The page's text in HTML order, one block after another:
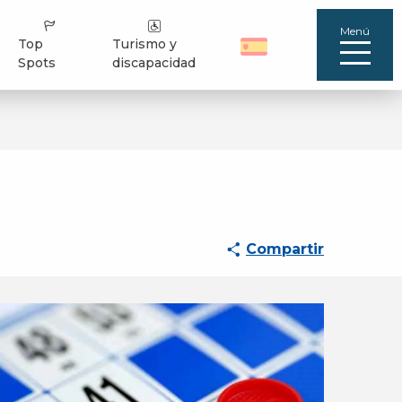
Top
Spots
Turismo y
discapacidad
Menú
Compartir